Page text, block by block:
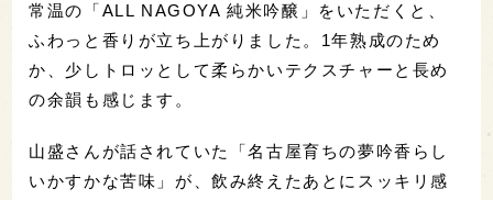
常温の「ALL NAGOYA 純米吟醸」をいただくと、
ふわっと香りが立ち上がりました。1年熟成のため
か、少しトロッとして柔らかいテクスチャーと長め
の余韻も感じます。
山盛さんが話されていた「名古屋育ちの夢吟香らし
いかすかな苦味」が、飲み終えたあとにスッキリ感